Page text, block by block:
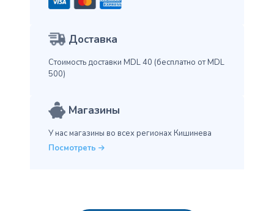
Доставка
Стоимость доставки MDL 40 (бесплатно от MDL
500)
Магазины
У нас магазины во всех регионах Кишинева
Посмотреть